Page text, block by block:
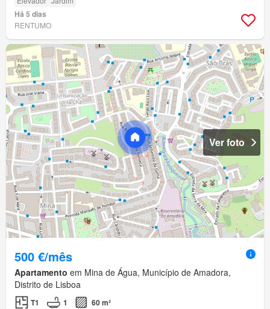
Há 5 dias
RENTUMO
Ver foto
500 €/mês
Apartamento em Mina de Água, Município de Amadora,
Distrito de Lisboa
T1 1
60 m²